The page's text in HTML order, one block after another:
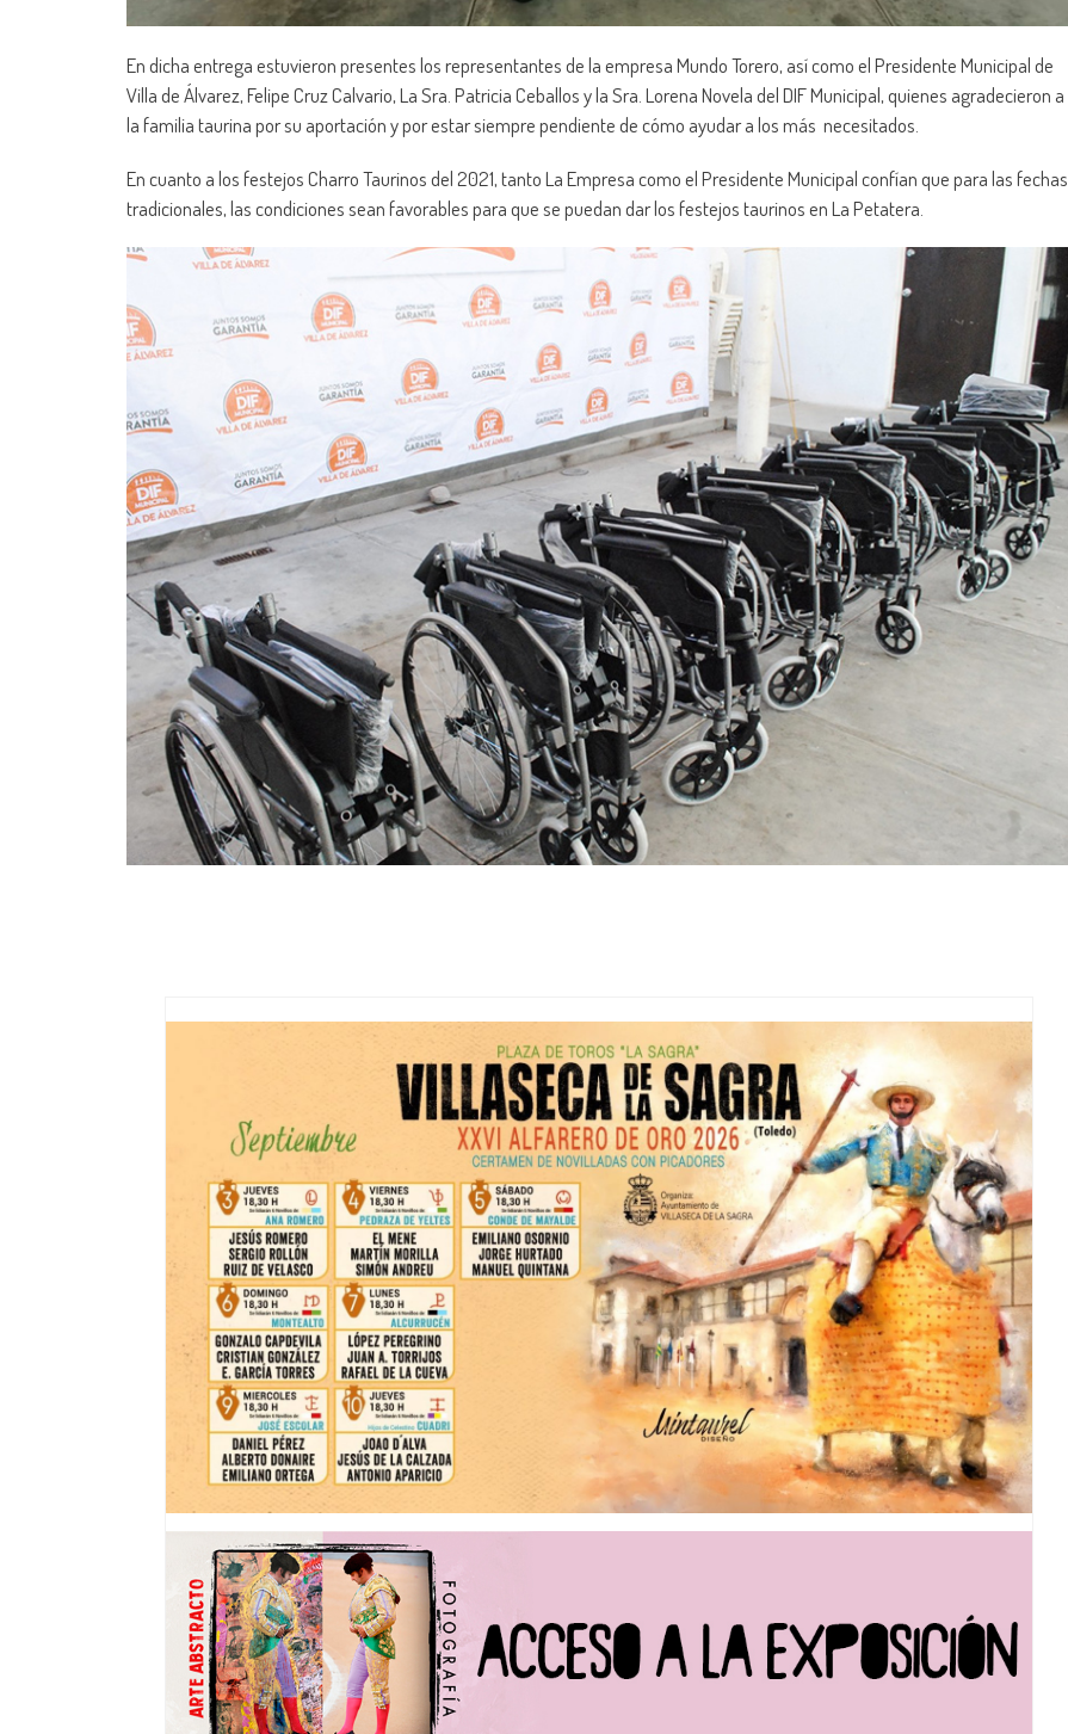
En dicha entrega estuvieron presentes los representantes de la empresa Mundo Torero, así como el Presidente Municipal de
Villa de Álvarez, Felipe Cruz Calvario, La Sra. Patricia Ceballos y la Sra. Lorena Novela del DIF Municipal, quienes agradecieron a
la familia taurina por su aportación y por estar siempre pendiente de cómo ayudar a los más necesitados.
En cuanto a los festejos Charro Taurinos del 2021, tanto La Empresa como el Presidente Municipal confían que para las fechas
tradicionales, las condiciones sean favorables para que se puedan dar los festejos taurinos en La Petatera.